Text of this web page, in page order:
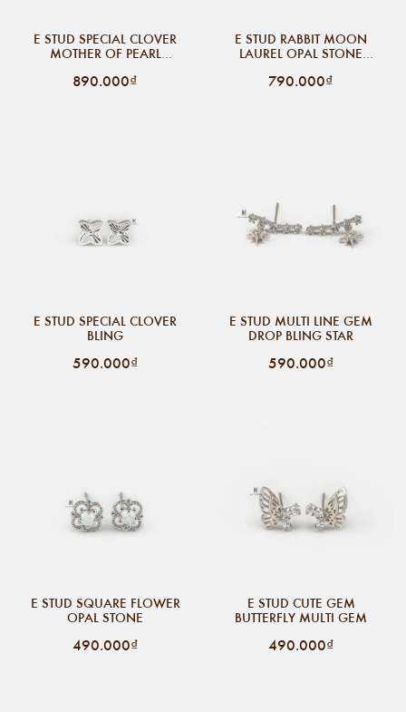
E STUD SPECIAL CLOVER
MOTHER OF PEARL
CHAIN BUBBLE WATER
890.000₫
E STUD RABBIT MOON
LAUREL OPAL STONE
790.000₫
E STUD SPECIAL CLOVER
BLING
590.000₫
E STUD MULTI LINE GEM
DROP BLING STAR
590.000₫
E STUD SQUARE FLOWER
OPAL STONE
490.000₫
E STUD CUTE GEM
BUTTERFLY MULTI GEM
490.000₫